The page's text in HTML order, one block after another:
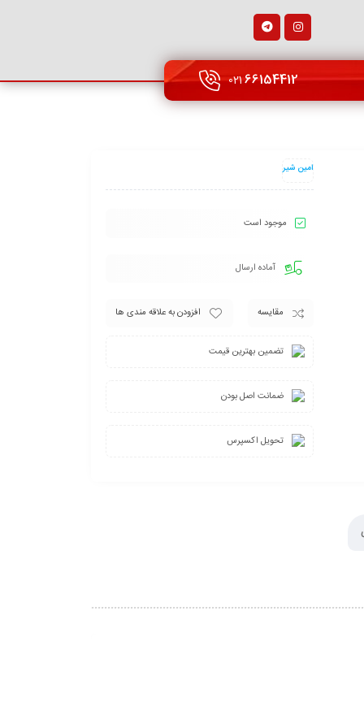
66154412
021
امین شیر
موجود است
آماده ارسال
مقایسه افزودن به علاقه مندی ها
تضمین بهترین قیمت
ضمانت اصل بودن
تحویل اکسپرس